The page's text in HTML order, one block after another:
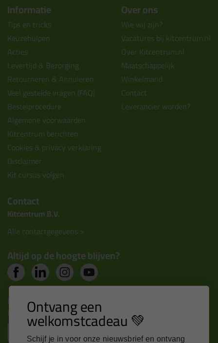
Informatie
Tips en tricks
Keuzehulpen
Acties
Levertijd & Bezorging
Retourneren & Annuleren
Veel gestelde vragen (FAQ)
Bestelprocedure
Algemene voorwaarden
Kitcentrum berichten
Cookies & privacy verklaring
Disclaimer
Kit cursus volgen
Over ons
Wie wij zijn?
Vacatures bij kitcentrum.nl
Over Kitcentrum.nl
Maatschappelijk
Winkelmand
Contact
Leverancier worden?
Contact
Kitcentrum B.V.
Alle contactgegevens >
Altijd op de hoogte blijven?
Nieuws, tips en exclusieve deals rechtstreeks in je
inbox Ontvang een
welkomstcadeau 💚
Schijf je in voor onze nieuwsbrief en ontvang